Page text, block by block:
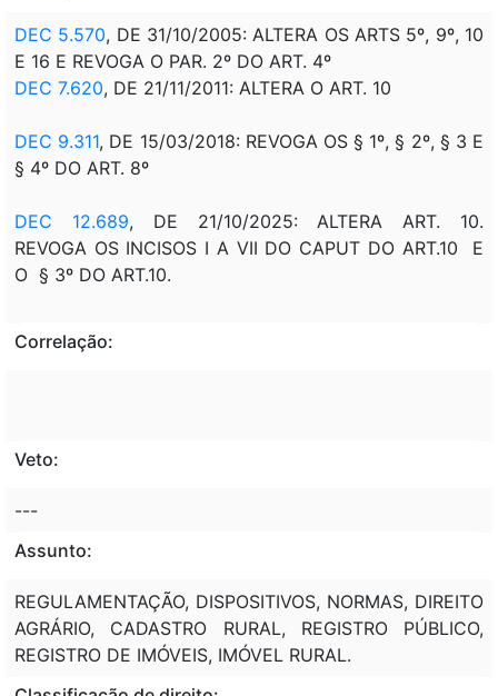
DEC 5.570, DE 31/10/2005: ALTERA OS ARTS 5º, 9º, 10
E 16 E REVOGA O PAR. 2º DO ART. 4º
DEC 7.620, DE 21/11/2011: ALTERA O ART. 10
DEC 9.311, DE 15/03/2018: REVOGA OS § 1º, § 2º, § 3 E
§ 4º DO ART. 8º
DEC 12.689, DE 21/10/2025: ALTERA ART. 10.
REVOGA OS INCISOS I A VII DO CAPUT DO ART.10 E
O § 3º DO ART.10.
Correlação:
Veto:
---
Assunto:
REGULAMENTAÇÃO, DISPOSITIVOS, NORMAS, DIREITO
AGRÁRIO, CADASTRO RURAL, REGISTRO PÚBLICO,
REGISTRO DE IMÓVEIS, IMÓVEL RURAL.